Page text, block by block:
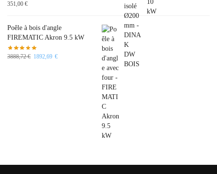
351,00 €
Poêle à bois d'angle
FIREMATIC Akron 9.5 kW
3888,72€ 1892,69 €